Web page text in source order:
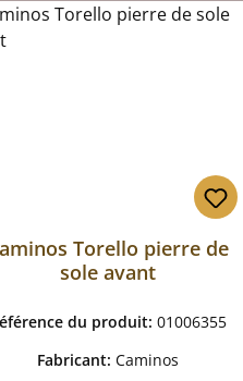
Torello pierre de
sole avant
du produit:01006355
Fabricant:Caminos